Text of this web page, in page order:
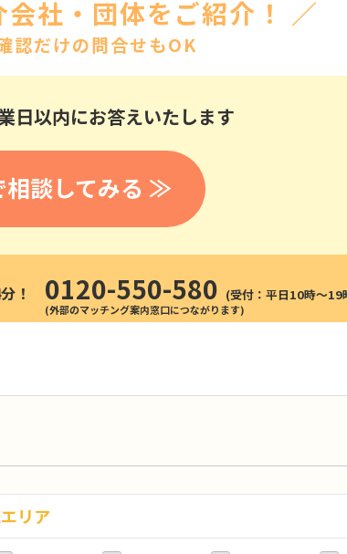
通訳・翻訳
IT
営業
講師・教師
販売・接客
社・団体をご紹介！ ／
認だけの問合せもOK
日以内にお答えいたします
相談してみる ≫
！ 0120-550-580 (受付：平日10時〜19
リア